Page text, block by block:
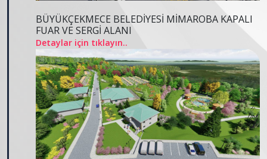
BÜYÜKÇEKMECE BELEDİYESİ MİMAROBA KAPALI
FUAR VE SERGİ ALANI
Detaylar için tıklayın..